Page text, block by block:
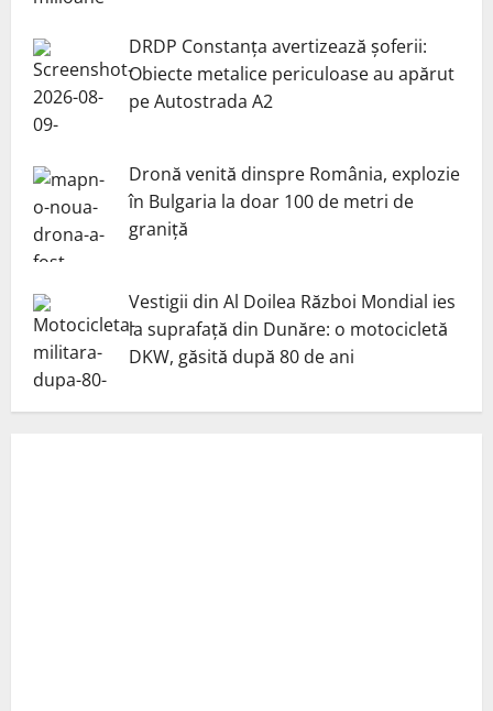
DRDP Constanța avertizează șoferii:
Obiecte metalice periculoase au apărut
pe Autostrada A2
Dronă venită dinspre România, explozie
în Bulgaria la doar 100 de metri de
graniță
Vestigii din Al Doilea Război Mondial ies
la suprafață din Dunăre: o motocicletă
DKW, găsită după 80 de ani